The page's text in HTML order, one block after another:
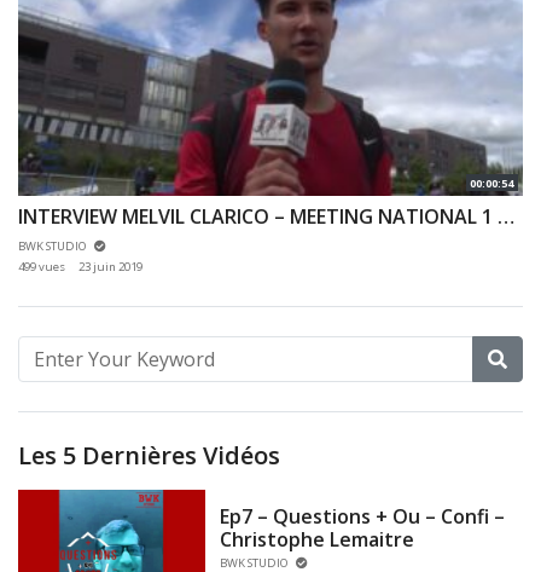
00:00:54
INTERVIEW MELVIL CLARICO – MEETING NATIONAL 1 DE CERGY-PONTOISE – 10/06/2019
BWK STUDIO
499 vues
23 juin 2019
Les 5 Dernières Vidéos
Ep7 – Questions + Ou – Confi –
Christophe Lemaitre
BWK STUDIO